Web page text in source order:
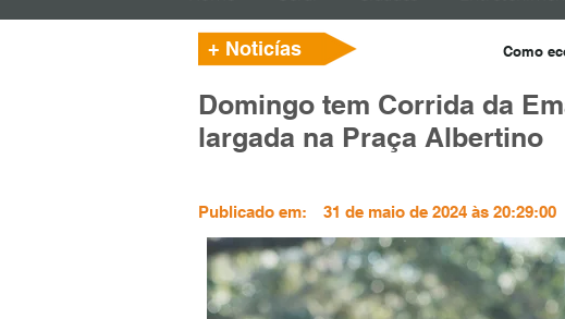
Como
+ Noticías
Domingo tem Corrida da
largada na Praça Albertino
Publicado em: 31 de maio de 2024 às 20:29:00